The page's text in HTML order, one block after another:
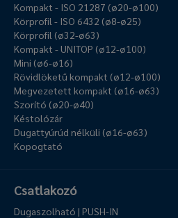
Kompakt - ISO 21287 (ø20-ø100)
Körprofil - ISO 6432 (ø8-ø25)
Körprofil (ø32-ø63)
Kompakt - UNITOP (ø12-ø100)
Mini (ø6-ø16)
Rövidlöketű kompakt (ø12-ø100)
Megvezetett kompakt (ø16-ø63)
Szorító (ø20-ø40)
Késtolózár
Dugattyúrúd nélküli (ø16-ø63)
Kopogtató
Csatlakozó
Dugaszolható | PUSH-IN